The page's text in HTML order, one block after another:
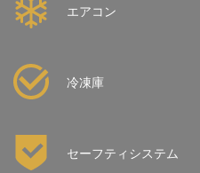
エアコン
冷凍庫
セーフティシステム